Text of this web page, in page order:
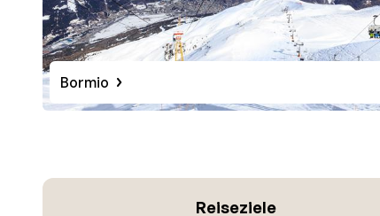
Bormio
Reiseziele